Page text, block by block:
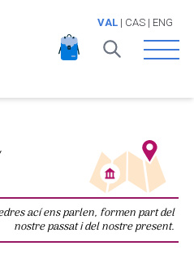
VAL| CAS| ENG
Open
ací ens parlen, formen part del
nostre passat i del nostre present.